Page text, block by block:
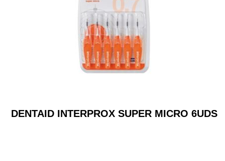
DENTAID INTERPROX SUPER MICRO 6UDS